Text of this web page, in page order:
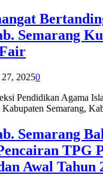
Semarang
20250
Pendidikan Agama
Kabupaten Semarang,
Semarang
TPG
Awal Tahun